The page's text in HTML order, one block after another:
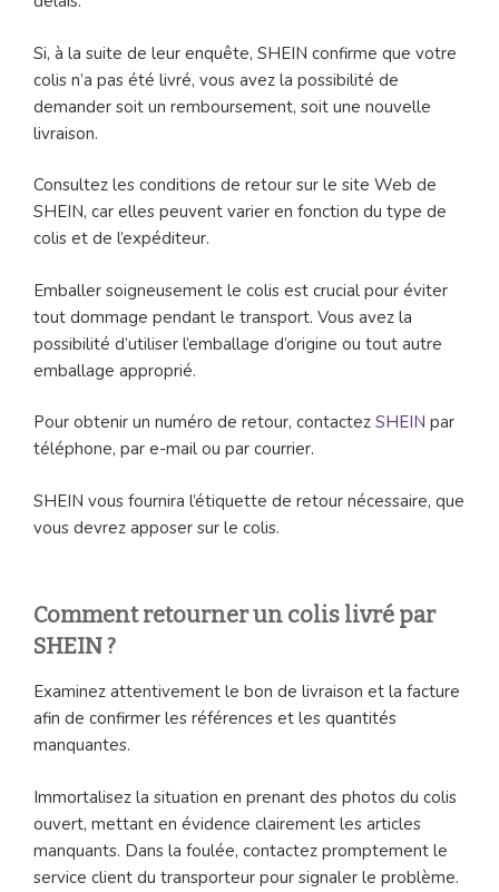
Si, à la suite de leur enquête, SHEIN confirme que votre
colis n’a pas été livré, vous avez la possibilité de
demander soit un remboursement, soit une nouvelle
livraison.
Consultez les conditions de retour sur le site Web de
SHEIN, car elles peuvent varier en fonction du type de
colis et de l’expéditeur.
Emballer soigneusement le colis est crucial pour éviter
tout dommage pendant le transport. Vous avez la
possibilité d’utiliser l’emballage d’origine ou tout autre
emballage approprié.
Pour obtenir un numéro de retour, contactez SHEIN par
téléphone, par e-mail ou par courrier.
SHEIN vous fournira l’étiquette de retour nécessaire, que
vous devrez apposer sur le colis.
Comment retourner un colis livré par
SHEIN ?
Examinez attentivement le bon de livraison et la facture
afin de confirmer les références et les quantités
manquantes.
Immortalisez la situation en prenant des photos du colis
ouvert, mettant en évidence clairement les articles
manquants. Dans la foulée, contactez promptement le
service client du transporteur pour signaler le problème.